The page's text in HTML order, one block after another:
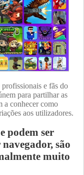
e fãs do
para partilhar as
a conhecer como
aos utilizadores.
podem ser
são
muito